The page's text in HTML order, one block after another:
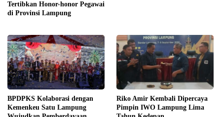
Tertibkan Honor-honor Pegawai
di Provinsi Lampung
BPDPKS Kolaborasi dengan
Kemenkeu Satu Lampung
Riko Amir Kembali Dipercaya
Pimpin IWO Lampung Lima